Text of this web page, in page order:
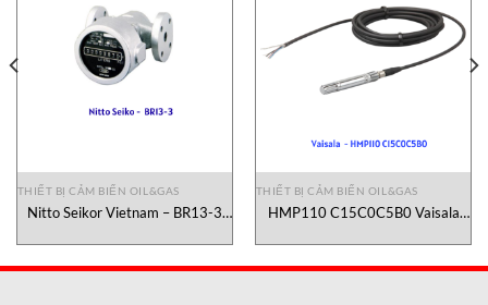
THIẾT BỊ CẢM BIẾN OIL&GAS
Nitto Seikor Vietnam – BR13-3
Seiko Vietnam
THIẾT BỊ CẢM BIẾN OIL&GAS
HMP110 C15C0C5B0 Vaisala